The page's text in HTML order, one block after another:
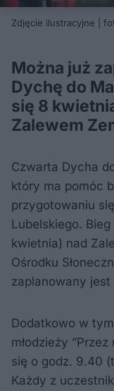
Zdjęcie ilustracyjne |
Można już
Dychę do
się 8
Zalewem
Czwarta Dycha
który ma pomóc
przygotowaniu
Lubelskiego.
kwietnia) nad
Ośrodku
zaplanowany jest
Dodatkowo w
młodzieży
się o godz. 9.40
Każdy z